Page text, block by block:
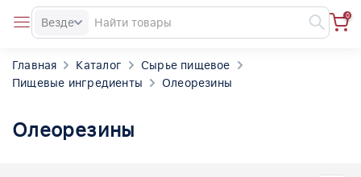
Везде
0
Главная Каталог
Сырье пищевое
Пищевые ингредиенты
Олеорезины
Олеорезины